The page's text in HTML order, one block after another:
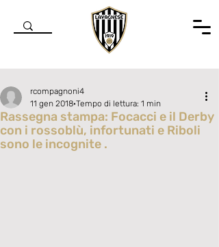
Rassegna stampa: Focacci e il Derby
con i rossoblù, infortunati e Riboli
sono le incognite .
rcompagnoni4
11 gen 2018 Tempo di lettura: 1 min